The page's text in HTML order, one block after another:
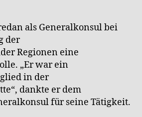
als Generalkonsul bei
der
Regionen eine
„Er war ein
in der
dankte er dem
für seine Tätigkeit.